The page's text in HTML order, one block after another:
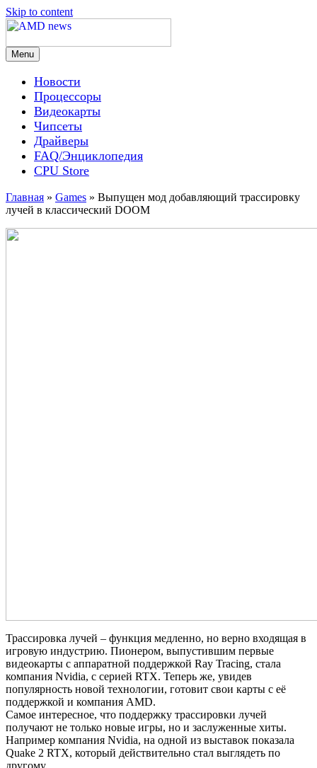
Skip to content
AMD news
Menu
Новости
Процессоры
Видеокарты
Чипсеты
Драйверы
FAQ/Энциклопедия
CPU Store
Главная » Games » Выпущен мод добавляющий трассировку
лучей в классический DOOM
Трассировка лучей – функция медленно, но верно входящая в
игровую индустрию. Пионером, выпустившим первые
видеокарты с аппаратной поддержкой Ray Tracing, стала
компания Nvidia, с серией RTX. Теперь же, увидев
популярность новой технологии, готовит свои карты с её
поддержкой и компания AMD.
Самое интересное, что поддержку трассировки лучей
получают не только новые игры, но и заслуженные хиты.
Например компания Nvidia, на одной из выставок показала
Quake 2 RTX, который действительно стал выглядеть по
другому.